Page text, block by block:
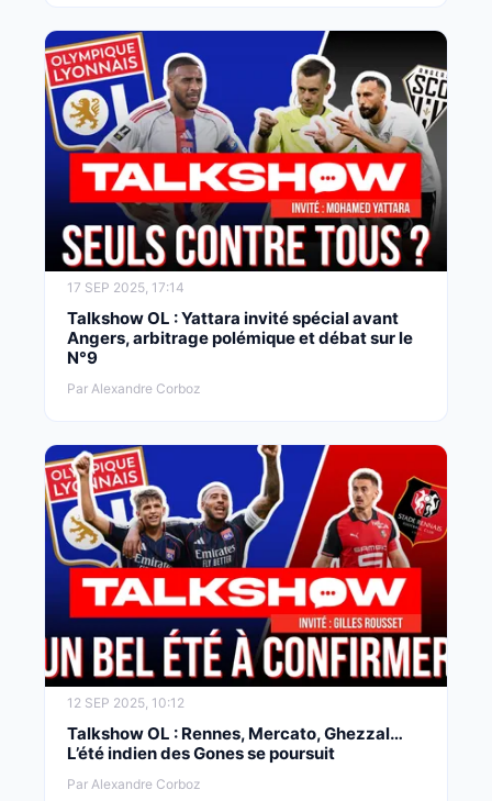
17 SEP 2025, 17:14
Talkshow OL : Yattara invité spécial avant
Angers, arbitrage polémique et débat sur le
N°9
Par Alexandre Corboz
12 SEP 2025, 10:12
Talkshow OL : Rennes, Mercato, Ghezzal…
L’été indien des Gones se poursuit
Par Alexandre Corboz